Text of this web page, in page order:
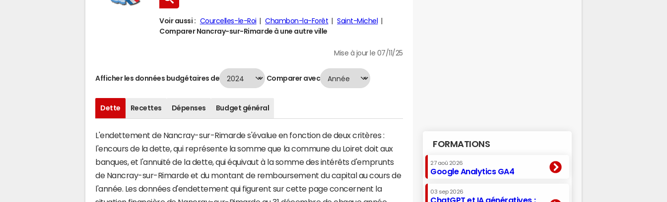
Voir aussi : Courcelles-le-Roi Chambon-la-Forêt
Saint-Michel
Comparer Nancray-sur-Rimarde à une autre ville
Mise à jour le 07/11/25
Afficher les données budgétaires de Comparer avec
Dette Recettes Dépenses Budget général
L'endettement de Nancray-sur-Rimarde s'évalue en fonction de deux critères :
l'encours de la dette, qui représente la somme que la commune du Loiret doit aux
banques, et l'annuité de la dette, qui équivaut à la somme des intérêts d'emprunts
de Nancray-sur-Rimarde et du montant de remboursement du capital au cours de
l'année. Les données d'endettement qui figurent sur cette page concernent la
FORMATIONS
27 aoû 2026
Google Analytics GA4
03 sep 2026
ChatGPT et IA génératives :